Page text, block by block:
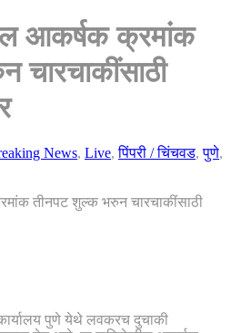
आकर्षक क्रमांक
News, Live,पिंपरी / चिंचवड,पुणे,
पुणे येथे लवकरच दुचाकी